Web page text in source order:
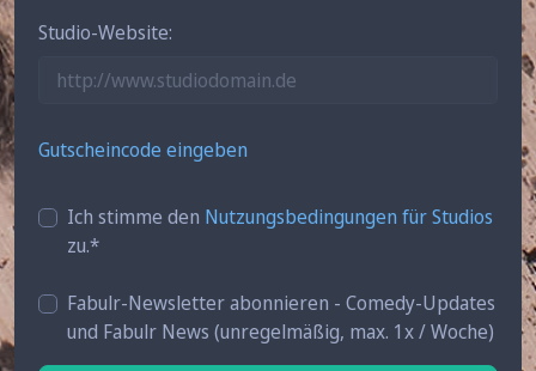
Studio-Website
Gutscheincode eingeben
Ich stimme den Nutzungsbedingungen für Studios
zu.*
Fabulr-Newsletter abonnieren - Comedy-Updates
und Fabulr News (unregelmäßig, max. 1x / Woche)